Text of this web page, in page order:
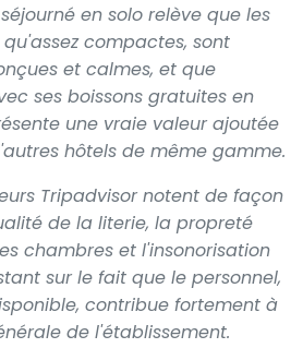
en solo relève que les
compactes, sont
et calmes, et que
ses boissons gratuites en
une vraie valeur ajoutée
hôtels de même gamme.
Tripadvisor notent de façon
de la literie, la propreté
chambres et l'insonorisation
sur le fait que le personnel,
contribue fortement à
de l'établissement.